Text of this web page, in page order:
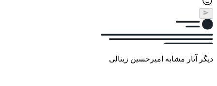
دیگر آثار مشابه امیرحسین زینالی